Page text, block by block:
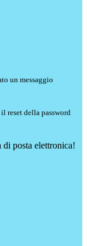
un messaggio
reset della password
posta elettronica!